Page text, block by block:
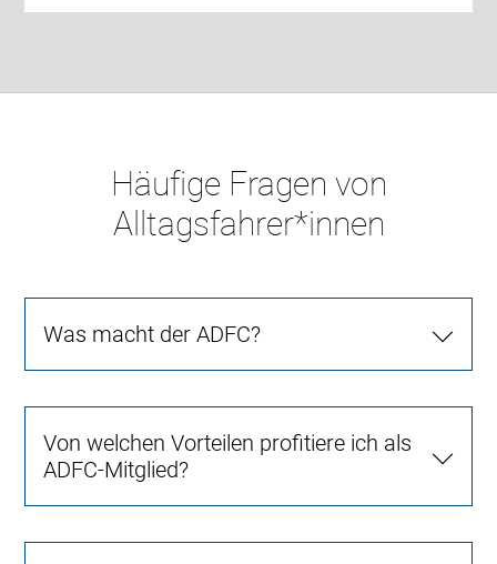
Häufige Fragen von
Alltagsfahrer*innen
Was macht der ADFC?
Von welchen Vorteilen profitiere ich als
ADFC-Mitglied?